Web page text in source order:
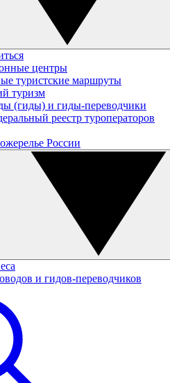
центры
туристские маршруты
туризм
(гиды) и гиды-переводчики
реестр туроператоров
России
и гидов-переводчиков